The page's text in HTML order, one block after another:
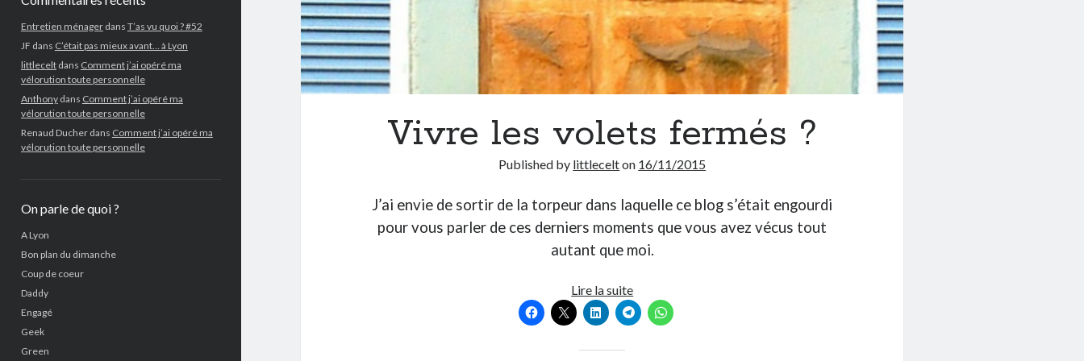
Entretien ménagerdans T’as vu quoi ? #52
JF dans C’était pas mieux avant… à Lyon
littleceltdans Comment j’ai opéré ma
vélorution toute personnelle
Anthonydans Comment j’ai opéré ma
vélorution toute personnelle
Renaud Ducherdans Comment j’ai opéré ma
vélorution toute personnelle
On parle de quoi ?
A Lyon
Bon plan du dimanche
Coup de coeur
Daddy
Engagé
Geek
Green
Vivre les volets fermés ?
Published by littlecelton 16/11/2015
J’ai envie de sortir de la torpeur dans laquelle ce blog s’était engourdi
pour vous parler de ces derniers moments que vous avez vécus tout
autant que moi.
Lire la suiteVivre
les
volets